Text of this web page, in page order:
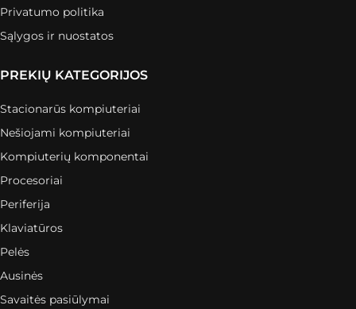
Privatumo politika
Sąlygos ir nuostatos
PREKIŲ KATEGORIJOS
Stacionarūs kompiuteriai
Nešiojami kompiuteriai
Kompiuterių komponentai
Procesoriai
Periferija
Klaviatūros
Pelės
Ausinės
Savaitės pasiūlymai